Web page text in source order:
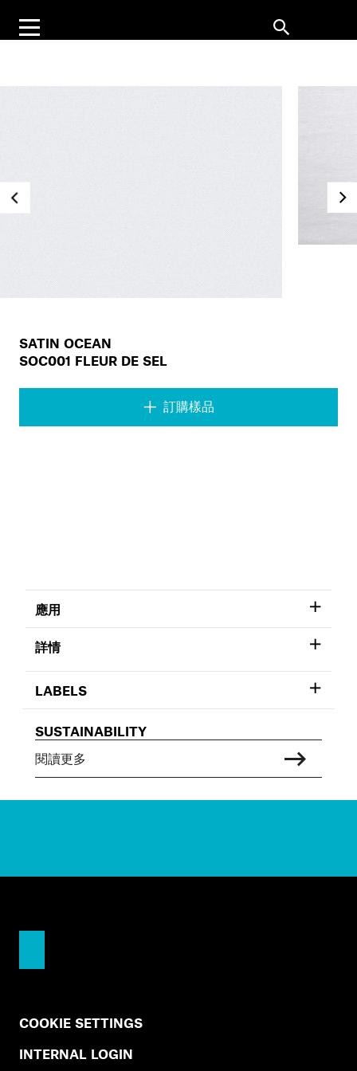
SATIN OCEAN
SOC001 FLEUR DE SEL
訂購樣品
應用
詳情
LABELS
SUSTAINABILITY
閱讀更多
COOKIE SETTINGS
INTERNAL LOGIN